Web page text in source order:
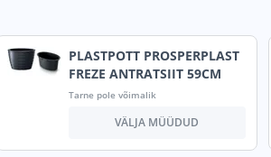
PLASTPOTT PROSPERPLAST
FREZE ANTRATSIIT 59CM
Tarne pole võimalik
VÄLJA MÜÜDUD